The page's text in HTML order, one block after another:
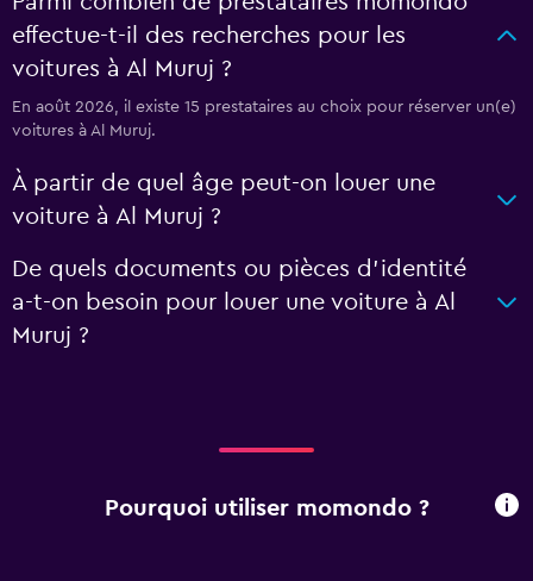
effectue-t-il des recherches pour les
voitures à Al Muruj ?
En août 2026, il existe 15 prestataires au choix pour réserver un(e)
voitures à Al Muruj.
À partir de quel âge peut-on louer une
voiture à Al Muruj ?
De quels documents ou pièces d'identité
a-t-on besoin pour louer une voiture à Al
Muruj ?
Pourquoi utiliser momondo ?